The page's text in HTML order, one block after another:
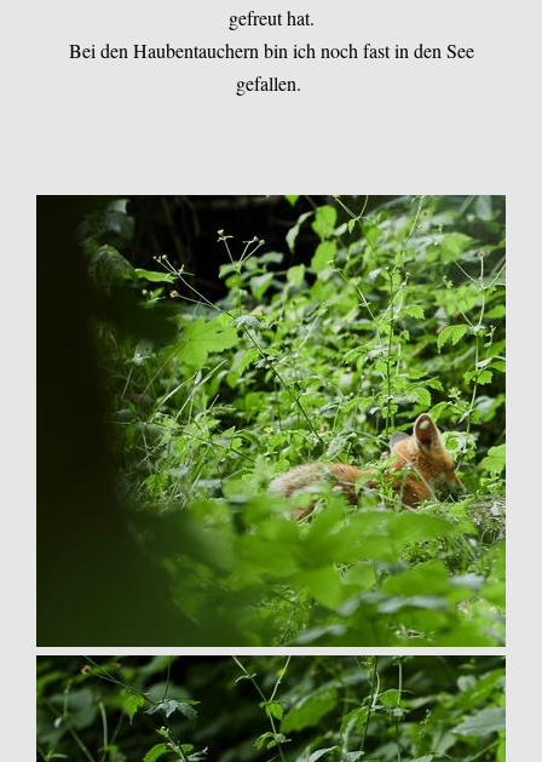
gefreut hat.
Bei den Haubentauchern bin ich noch fast in den See
gefallen.